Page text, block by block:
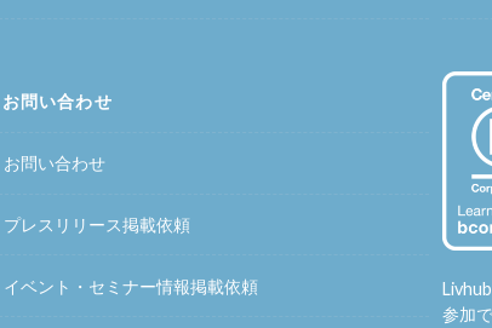
お問い合わせ
お問い合わせ
プレスリリース掲載依頼
イベント・セミナー情報掲載依頼
参加